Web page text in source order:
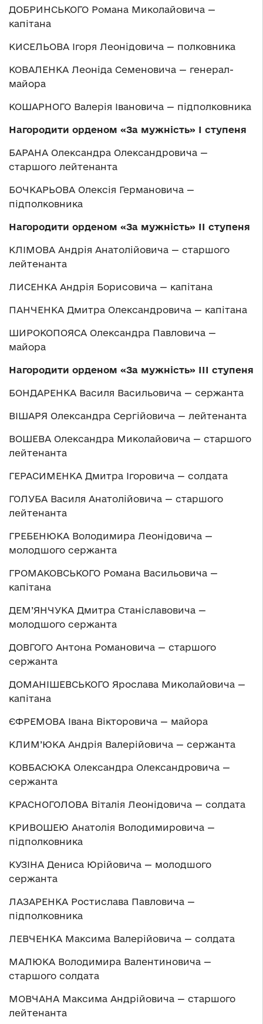
ДОБРИНСЬКОГО Романа Миколайовича —
капітана
КИСЕЛЬОВА Ігоря Леонідовича — полковника
КОВАЛЕНКА Леоніда Семеновича — генерал-
майора
КОШАРНОГО Валерія Івановича — підполковника
Нагородити орденом «За мужність» І ступеня
БАРАНА Олександра Олександровича —
старшого лейтенанта
БОЧКАРЬОВА Олексія Германовича —
підполковника
Нагородити орденом «За мужність» ІІ ступеня
КЛІМОВА Андрія Анатолійовича — старшого
лейтенанта
ЛИСЕНКА Андрія Борисовича — капітана
ПАНЧЕНКА Дмитра Олександровича — капітана
ШИРОКОПОЯСА Олександра Павловича —
майора
Нагородити орденом «За мужність» ІІІ ступеня
БОНДАРЕНКА Василя Васильовича — сержанта
ВІШАРЯ Олександра Сергійовича — лейтенанта
ВОШЕВА Олександра Миколайовича — старшого
лейтенанта
ГЕРАСИМЕНКА Дмитра Ігоровича — солдата
ГОЛУБА Василя Анатолійовича — старшого
лейтенанта
ГРЕБЕНЮКА Володимира Леонідовича —
молодшого сержанта
ГРОМАКОВСЬКОГО Романа Васильовича —
капітана
ДЕМ’ЯНЧУКА Дмитра Станіславовича —
молодшого сержанта
ДОВГОГО Антона Романовича — старшого
сержанта
ДОМАНІШЕВСЬКОГО Ярослава Миколайовича —
капітана
ЄФРЕМОВА Івана Вікторовича — майора
КЛИМ’ЮКА Андрія Валерійовича — сержанта
КОВБАСЮКА Олександра Олександровича —
сержанта
КРАСНОГОЛОВА Віталія Леонідовича — солдата
КРИВОШЕЮ Анатолія Володимировича —
підполковника
КУЗІНА Дениса Юрійовича — молодшого
сержанта
ЛАЗАРЕНКА Ростислава Павловича —
підполковника
ЛЕВЧЕНКА Максима Валерійовича — солдата
МАЛЮКА Володимира Валентиновича —
старшого солдата
МОВЧАНА Максима Андрійовича — старшого
лейтенанта